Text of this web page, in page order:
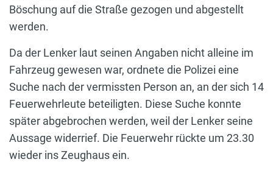
Böschung auf die Straße gezogen und abgestellt
werden.
Da der Lenker laut seinen Angaben nicht alleine im
Fahrzeug gewesen war, ordnete die Polizei eine
Suche nach der vermissten Person an, an der sich 14
Feuerwehrleute beteiligten. Diese Suche konnte
später abgebrochen werden, weil der Lenker seine
Aussage widerrief. Die Feuerwehr rückte um 23.30
wieder ins Zeughaus ein.